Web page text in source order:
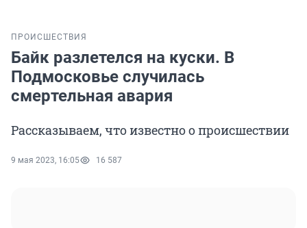
ПРОИСШЕСТВИЯ
Байк разлетелся на куски. В
Подмосковье случилась
смертельная авария
Рассказываем, что известно о происшествии
9 мая 2023, 16:05 16 587